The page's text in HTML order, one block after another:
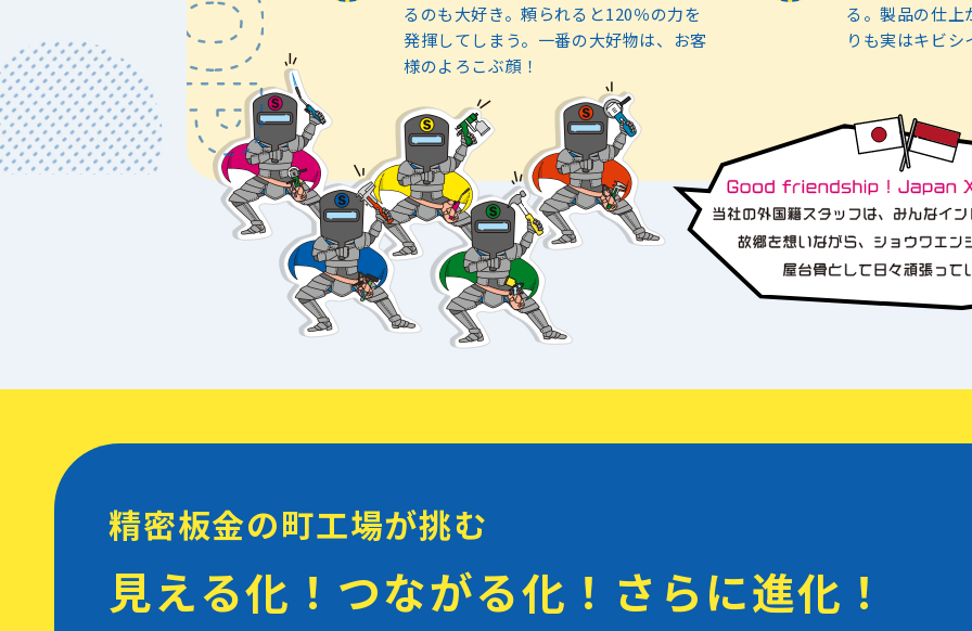
るのも大好き。頼られると120％の力を
発揮してしまう。一番の大好物は、お客
様のよろこぶ顔！
る。製品の仕上
りも実はキビシ
精密板金の町工場が挑む
見える化！つながる化！さらに進化！